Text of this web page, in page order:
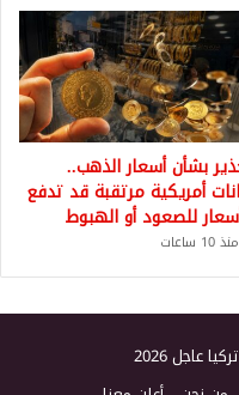
بشأن أسعار الذهب..
أمريكية مرتقبة قد تدفع
للصعود أو الهبوط
منذ 10 ساعات
عاجل 2026